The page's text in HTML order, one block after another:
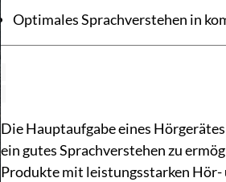
Optimales Sprachverstehen in
Die Hauptaufgabe eines
ein gutes Sprachverstehen zu
Produkte mit leistungsstarken